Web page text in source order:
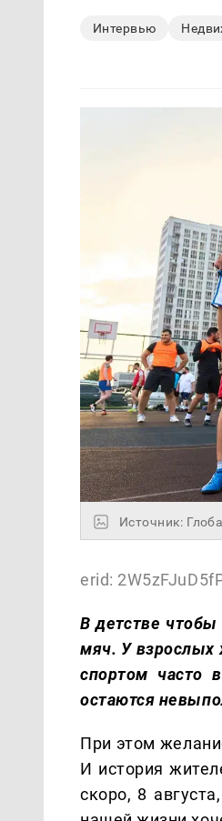
Интервью
Источник:
erid:
В детстве
мяч. У взрослых
спортом часто
остаются
При этом
И история
скоро, 8